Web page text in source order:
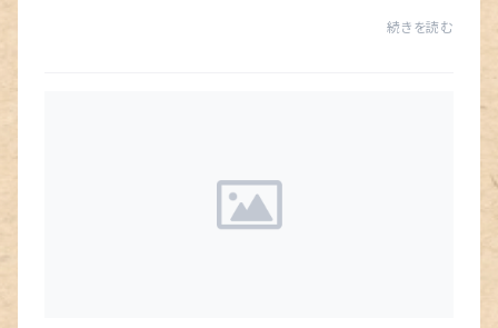
続きを読む